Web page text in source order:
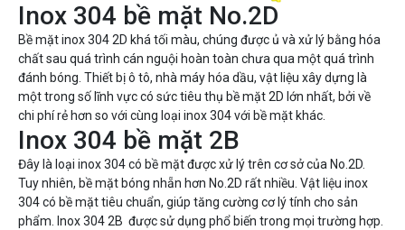
Inox 304 bề mặt No.2D
Bề mặt inox 304 2D khá tối màu, chúng được ủ và xử lý bằng hóa
chất sau quá trình cán nguội hoàn toàn chưa qua một quá trình
đánh bóng. Thiết bị ô tô, nhà máy hóa dầu, vật liệu xây dựng là
một trong số lĩnh vực có sức tiêu thụ bề mặt 2D lớn nhất, bởi về
chi phí rẻ hơn so với cùng loại inox 304 với bề mặt khác.
Inox 304 bề mặt 2B
Đây là loại inox 304 có bề mặt được xử lý trên cơ sở của No.2D.
Tuy nhiên, bề mặt bóng nhẵn hơn No.2D rất nhiều. Vật liệu inox
304 có bề mặt tiêu chuẩn, giúp tăng cường cơ lý tính cho sản
phẩm. Inox 304 2B được sử dụng phổ biến trong mọi trường hợp.